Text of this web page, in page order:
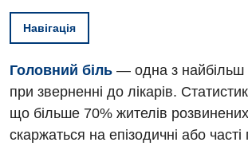
Навігація
Головний біль — одна з найбільш
при зверненні до лікарів.
що більше 70% жителів розвинених
скаржаться на епізодичні або часті